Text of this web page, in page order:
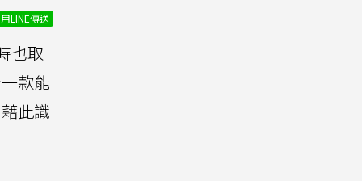
用LINE傳送
也取
款能
此識